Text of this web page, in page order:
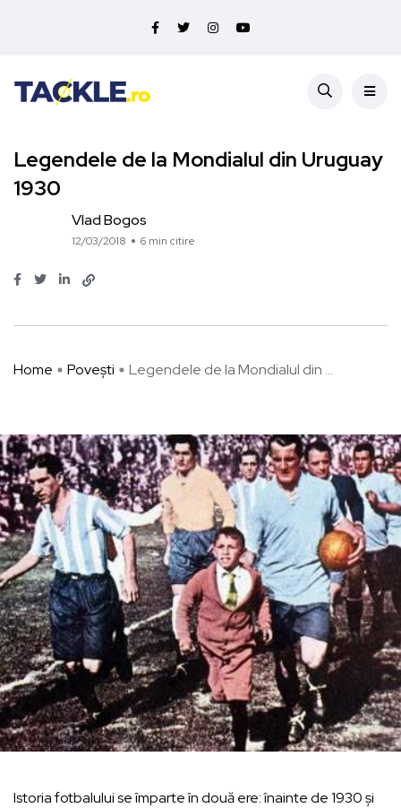
Legendele de la Mondialul din Uruguay
1930
Vlad Bogos
12/03/2018 6 min citire
Home Povești Legendele de la Mondialul din ...
Istoria fotbalului se împarte în două ere: înainte de 1930 și